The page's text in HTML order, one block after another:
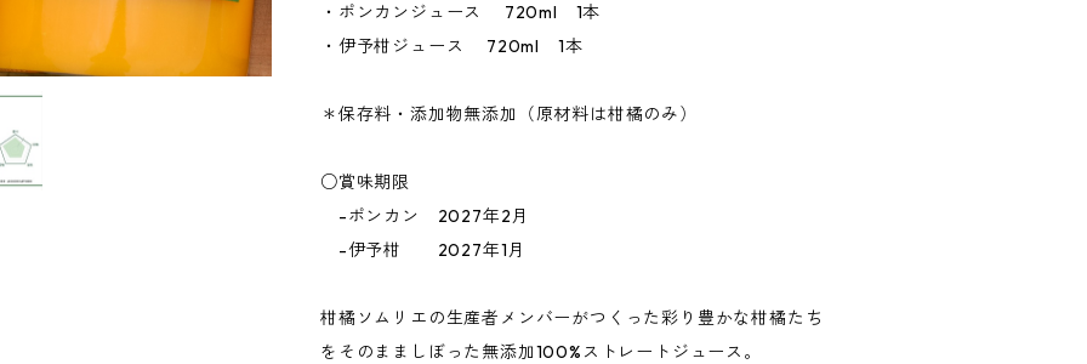
・ポンカンジュース 720ml 1本
・伊予柑ジュース 720ml 1本
＊保存料・添加物無添加（原材料は柑橘のみ）
○賞味期限
-ポンカン 2027年2月
-伊予柑 2027年1月
柑橘ソムリエの生産者メンバーがつくった彩り豊かな柑橘たち
をそのまましぼった無添加100%ストレートジュース。